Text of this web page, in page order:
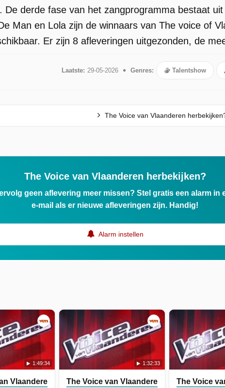
De derde fase van het zangprogramma bestaat
Man en Lola zijn de winnaars van The voice of
Er zijn 8 afleveringen uitgezonden, de
Laatste: 29-05-2026 Genres: Talentshow
The Voice van Vlaanderen
The Voice van Vlaanderen herbekijken?
geen aflevering meer missen? Stel gratis een alarm in
e-mail als er nieuwe afleveringen zijn. Handig!
Alarm instellen
1:49:34
Vlaanderen
1:32:33
The Voice van Vlaanderen The Voice